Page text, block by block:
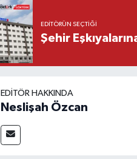
EDITÖRÜN SEÇTIĞI
Şehir
EDITÖR HAKKINDA
Neslişah Özcan